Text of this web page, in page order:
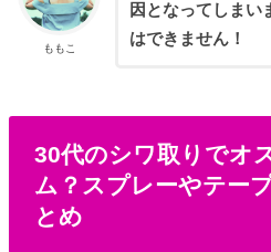
ももこ
因となってしまい
はできません！
30代のシワ取りでオ
ム？スプレーやテー
とめ